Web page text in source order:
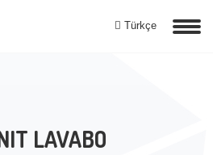
Türkçe
LAVABO